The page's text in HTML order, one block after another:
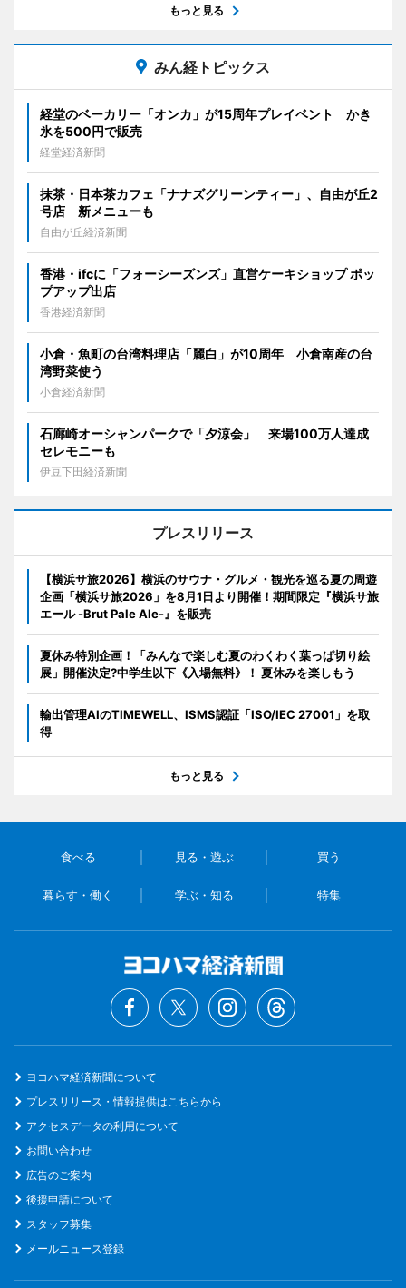
もっと見る
みん経トピックス
経堂のベーカリー「オンカ」が15周年プレイベント かき
氷を500円で販売
経堂経済新聞
抹茶・日本茶カフェ「ナナズグリーンティー」、自由が丘2
号店 新メニューも
自由が丘経済新聞
香港・ifcに「フォーシーズンズ」直営ケーキショップ ポッ
プアップ出店
香港経済新聞
小倉・魚町の台湾料理店「麗白」が10周年 小倉南産の台
湾野菜使う
小倉経済新聞
石廊崎オーシャンパークで「夕涼会」 来場100万人達成
セレモニーも
伊豆下田経済新聞
プレスリリース
【横浜サ旅2026】横浜のサウナ・グルメ・観光を巡る夏の周遊
企画「横浜サ旅2026」を8月1日より開催！期間限定『横浜サ旅
エール -Brut Pale Ale-』を販売
夏休み特別企画！「みんなで楽しむ夏のわくわく葉っぱ切り絵
展」開催決定?中学生以下《入場無料》！ 夏休みを楽しもう
輸出管理AIのTIMEWELL、ISMS認証「ISO/IEC 27001」を取
得
もっと見る
食べる 見る・遊ぶ 買う
暮らす・働く 学ぶ・知る 特集
ヨコハマ経済新聞について
プレスリリース・情報提供はこちらから
アクセスデータの利用について
お問い合わせ
広告のご案内
後援申請について
スタッフ募集
メールニュース登録